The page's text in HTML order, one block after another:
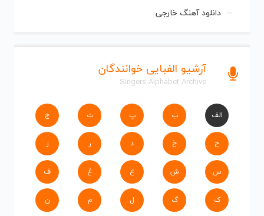
دانلود آهنگ خارجی
آرشیو الفبایی خوانندگان
Singers Alphabet Archive
الف ب پ ت ج
ح خ د ر ز
س ش ع غ ف
ک گ ل م ن